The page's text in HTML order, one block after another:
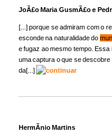
JoÃ£o Maria GusmÃ£o e
[...] porque se admiram com o
esconde na naturalidade do
e fugaz ao mesmo tempo. Essa
uma captura o que se
da[...]
HermÃ­nio Martins